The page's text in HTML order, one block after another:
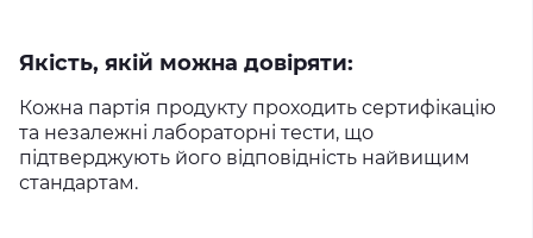
Якість, якій можна довіряти:
Кожна партія продукту проходить сертифікацію
та незалежні лабораторні тести, що
підтверджують його відповідність найвищим
стандартам.